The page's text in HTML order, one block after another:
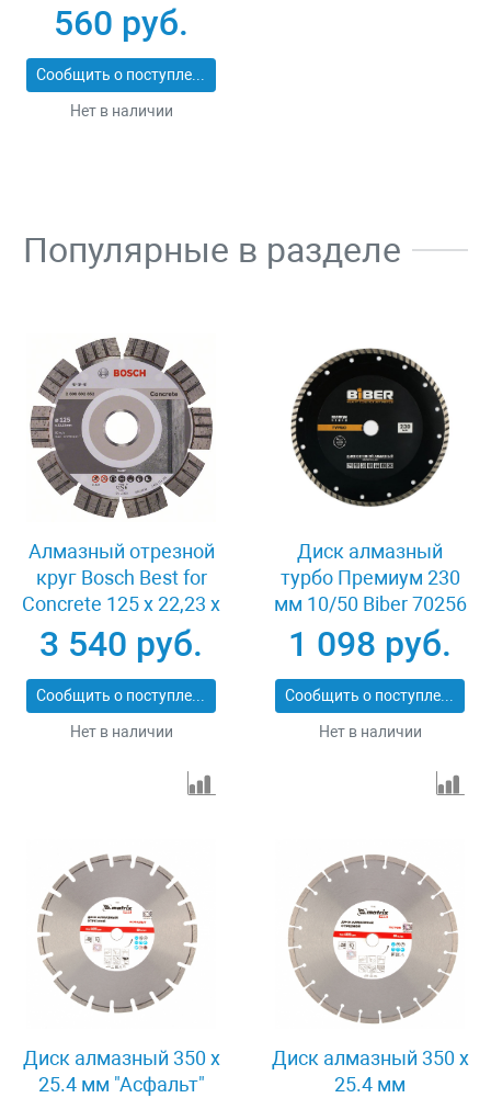
30
560 руб.
Сообщить о поступлении
Нет в наличии
Популярные в разделе
Алмазный отрезной
круг Bosch Best for
Concrete 125 x 22,23 x
2,2 x 12 mm
3 540 руб.
Сообщить о поступлении
Нет в наличии
Диск алмазный
турбо Премиум 230
мм 10/50 Biber 70256
1 098 руб.
Сообщить о поступлении
Нет в наличии
Диск алмазный 350 х
25.4 мм "Асфальт"
Диск алмазный 350 х
25.4 мм